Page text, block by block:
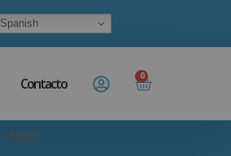
Spanish
Contacto 0
+info